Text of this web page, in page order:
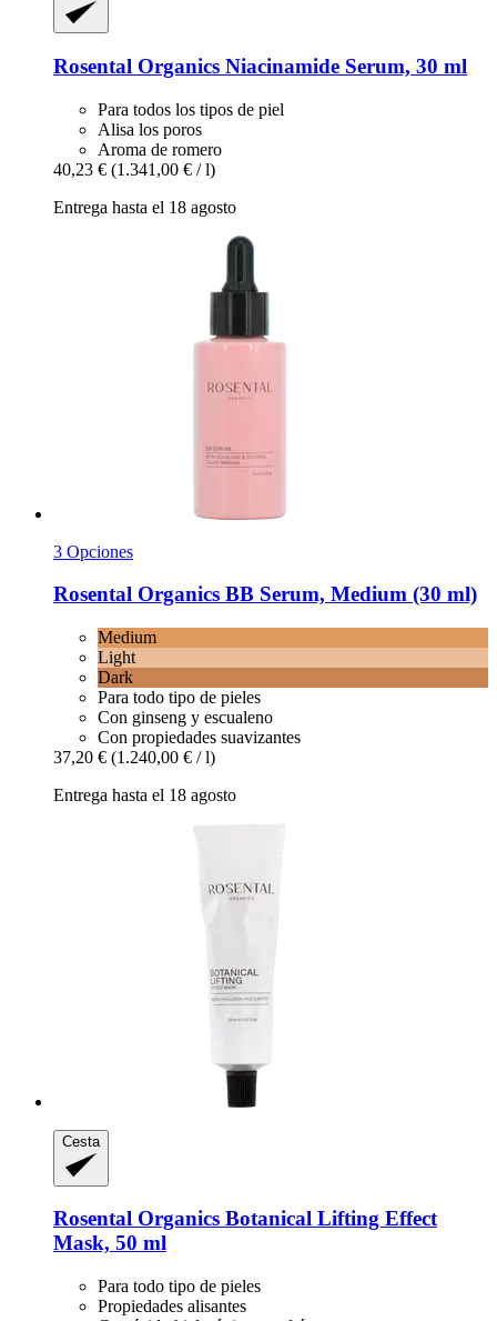
Rosental Organics Niacinamide Serum, 30 ml
Para todos los tipos de piel
Alisa los poros
Aroma de romero
40,23 € (1.341,00 € / l)
Entrega hasta el 18 agosto
3 Opciones
Rosental Organics BB Serum, Medium (30 ml)
Medium
Light
Dark
Para todo tipo de pieles
Con ginseng y escualeno
Con propiedades suavizantes
37,20 € (1.240,00 € / l)
Entrega hasta el 18 agosto
Cesta
Rosental Organics Botanical Lifting Effect
Mask, 50 ml
Para todo tipo de pieles
Propiedades alisantes